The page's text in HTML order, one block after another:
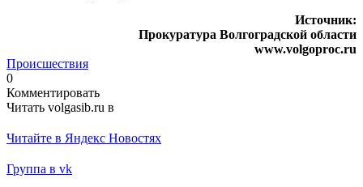
Источник:
Прокуратура Волгоградской области
www.volgoproc.ru
Происшествия
0
Комментировать
Читать volgasib.ru в
Читайте в Яндекс Новостях
Группа в vk